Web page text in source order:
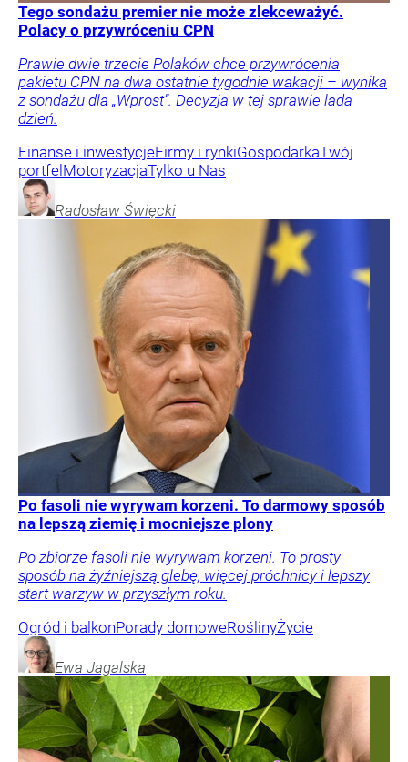
Tego sondażu premier nie może zlekceważyć.
Polacy o przywróceniu CPN
Prawie dwie trzecie Polaków chce przywrócenia
pakietu CPN na dwa ostatnie tygodnie wakacji – wynika
z sondażu dla „Wprost”. Decyzja w tej sprawie lada
dzień.
Finanse i inwestycjeFirmy i rynkiGospodarkaTwój
portfelMotoryzacjaTylko u Nas
Radosław Święcki
Po fasoli nie wyrywam korzeni. To darmowy sposób
na lepszą ziemię i mocniejsze plony
Po zbiorze fasoli nie wyrywam korzeni. To prosty
sposób na żyźniejszą glebę, więcej próchnicy i lepszy
start warzyw w przyszłym roku.
Ogród i balkonPorady domoweRoślinyŻycie
Ewa Jagalska